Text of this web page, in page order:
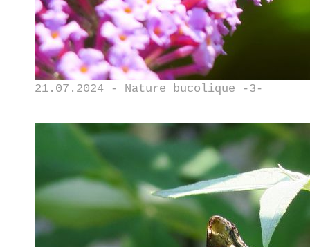
21.07.2024 - Nature bucolique -3-